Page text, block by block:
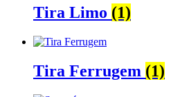
Tira Limo (1)
Tira Ferrugem (1)